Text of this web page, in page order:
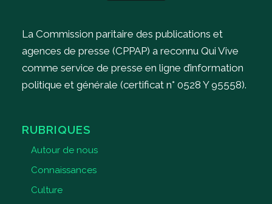
La Commission paritaire des publications et
agences de presse (CPPAP) a reconnu Qui Vive
comme service de presse en ligne d’information
politique et générale (certificat n° 0528 Y 95558).
RUBRIQUES
Autour de nous
Connaissances
Culture